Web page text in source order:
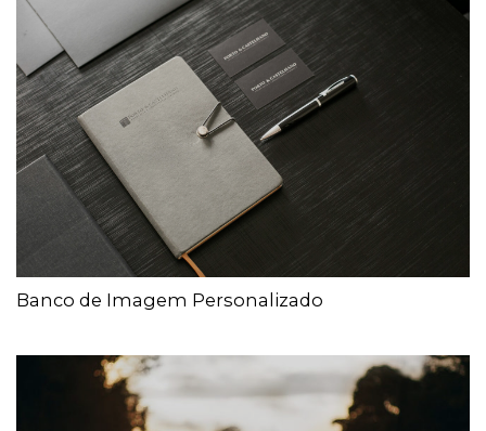
Banco de Imagem Personalizado